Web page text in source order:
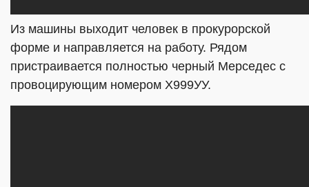
Из машины выходит человек в прокурорской
форме и направляется на работу. Рядом
пристраивается полностью черный Мерседес с
провоцирующим номером Х999УУ.